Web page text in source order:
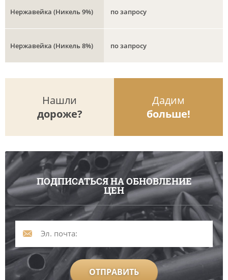
Нержавейка (Никель 9%) по запросу
Нержавейка (Никель 8%) по запросу
Нашли
дороже?
Дадим
больше!
ПОДПИСАТЬСЯ НА ОБНОВЛЕНИЕ
ЦЕН
ОТПРАВИТЬ